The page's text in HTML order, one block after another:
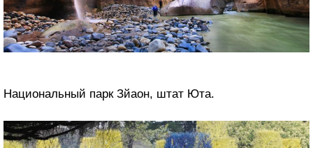
Национальный парк Зйаон, штат Юта.